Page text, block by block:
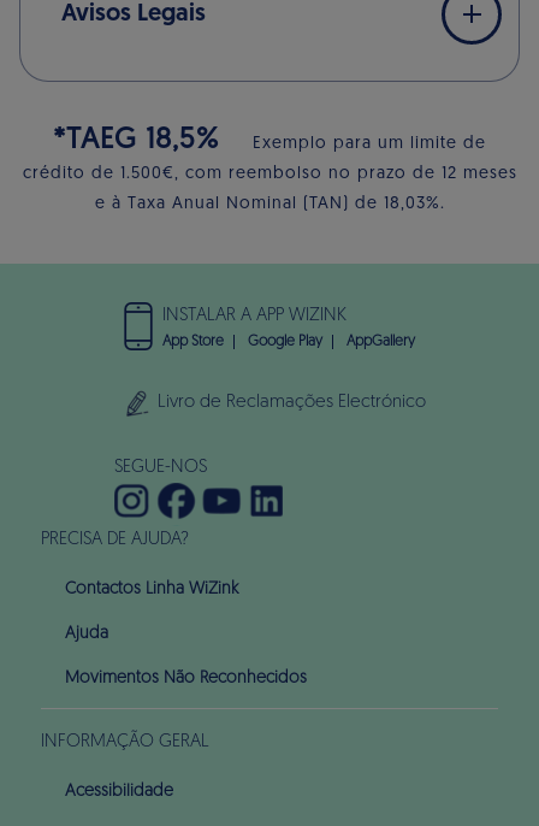
Avisos Legais
*TAEG 18,5%
Exemplo para um limite de
crédito de 1.500€, com reembolso no prazo de 12 meses
e à Taxa Anual Nominal (TAN) de 18,03%.
PRECISA DE AJUDA?
Contactos Linha WiZink
Ajuda
Movimentos Não Reconhecidos
INFORMAÇÃO GERAL
Acessibilidade
INSTALAR A APP WIZINK
App Store Google Play AppGallery
Livro de Reclamações Electrónico
SEGUE-NOS